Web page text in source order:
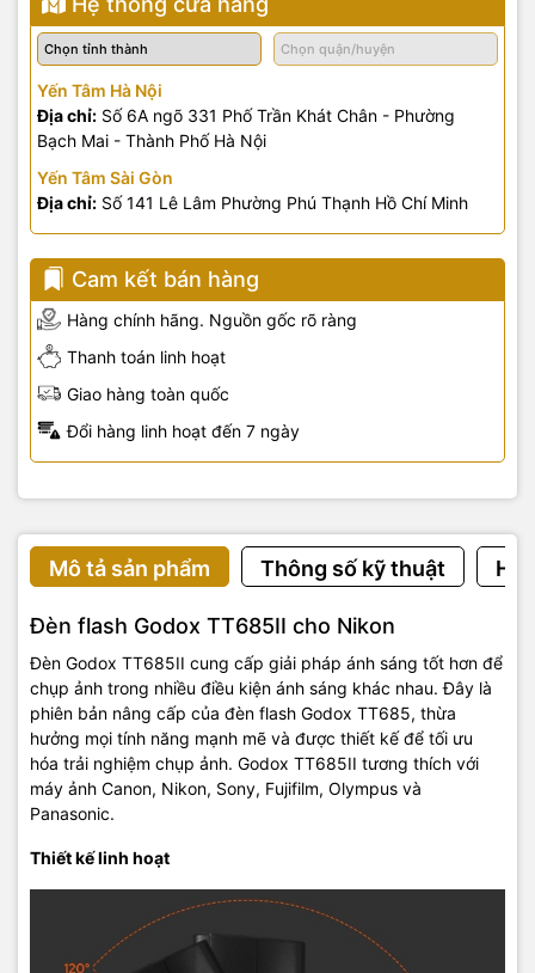
Yến Tâm Hà Nội
Địa chỉ: Số 6A ngõ 331 Phố Trần Khát Chân - Phường
Bạch Mai - Thành Phố Hà Nội
Yến Tâm Sài Gòn
Địa chỉ: Số 141 Lê Lâm Phường Phú Thạnh Hồ Chí Minh
Cam kết bán hàng
Hàng chính hãng. Nguồn gốc rõ ràng
Thanh toán linh hoạt
Giao hàng toàn quốc
Đổi hàng linh hoạt đến 7 ngày
Mô tả sản phẩm Thông số kỹ thuật
Đèn flash Godox TT685II cho Nikon
Đèn Godox TT685II cung cấp giải pháp ánh sáng tốt hơn để
chụp ảnh trong nhiều điều kiện ánh sáng khác nhau. Đây là
phiên bản nâng cấp của đèn flash Godox TT685, thừa
hưởng mọi tính năng mạnh mẽ và được thiết kế để tối ưu
hóa trải nghiệm chụp ảnh. Godox TT685II tương thích với
máy ảnh Canon, Nikon, Sony, Fujifilm, Olympus và
Panasonic.
Thiết kế linh hoạt